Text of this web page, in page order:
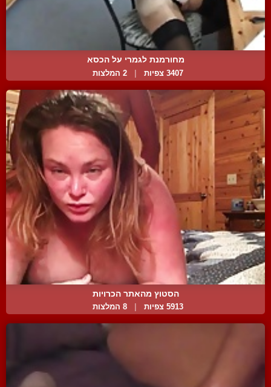
מחורמנת לגמרי על הכסא
3407 צפיות 2 המלצות
הסטוץ מהאתר הכרויות
5913 צפיות 8 המלצות